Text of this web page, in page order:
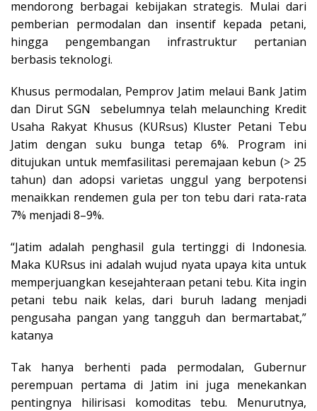
mendorong berbagai kebijakan strategis. Mulai dari
pemberian permodalan dan insentif kepada petani,
hingga pengembangan infrastruktur pertanian
berbasis teknologi.
Khusus permodalan, Pemprov Jatim melaui Bank Jatim
dan Dirut SGN sebelumnya telah melaunching Kredit
Usaha Rakyat Khusus (KURsus) Kluster Petani Tebu
Jatim dengan suku bunga tetap 6%. Program ini
ditujukan untuk memfasilitasi peremajaan kebun (> 25
tahun) dan adopsi varietas unggul yang berpotensi
menaikkan rendemen gula per ton tebu dari rata-rata
7% menjadi 8–9%.
“Jatim adalah penghasil gula tertinggi di Indonesia.
Maka KURsus ini adalah wujud nyata upaya kita untuk
memperjuangkan kesejahteraan petani tebu. Kita ingin
petani tebu naik kelas, dari buruh ladang menjadi
pengusaha pangan yang tangguh dan bermartabat,”
katanya
Tak hanya berhenti pada permodalan, Gubernur
perempuan pertama di Jatim ini juga menekankan
pentingnya hilirisasi komoditas tebu. Menurutnya,